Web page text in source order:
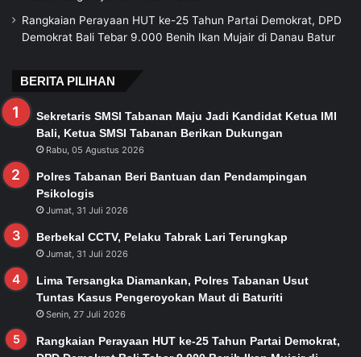
Rangkaian Perayaan HUT ke-25 Tahun Partai Demokrat, DPD
Demokrat Bali Tebar 9.000 Benih Ikan Mujair di Danau Batur
BERITA PILIHAN
Sekretaris SMSI Tabanan Maju Jadi Kandidat Ketua IMI
Bali, Ketua SMSI Tabanan Berikan Dukungan
Rabu, 05 Agustus 2026
Polres Tabanan Beri Bantuan dan Pendampingan
Psikologis
Jumat, 31 Juli 2026
Berbekal CCTV, Pelaku Tabrak Lari Terungkap
Jumat, 31 Juli 2026
Lima Tersangka Diamankan, Polres Tabanan Usut
Tuntas Kasus Pengeroyokan Maut di Baturiti
Senin, 27 Juli 2026
Rangkaian Perayaan HUT ke-25 Tahun Partai Demokrat,